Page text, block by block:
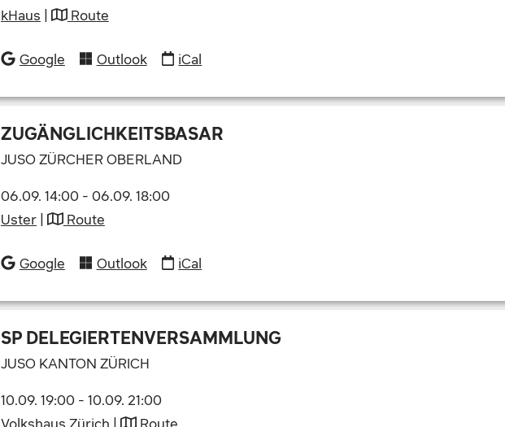
kHaus
Route
Google Outlook iCal
ZUGÄNGLICHKEITSBASAR
JUSO ZÜRCHER OBERLAND
06.09. 14:00 - 06.09. 18:00
Uster
Route
Google Outlook iCal
SP DELEGIERTENVERSAMMLUNG
JUSO KANTON ZÜRICH
10.09. 19:00 - 10.09. 21:00
Volkshaus Zürich
Route